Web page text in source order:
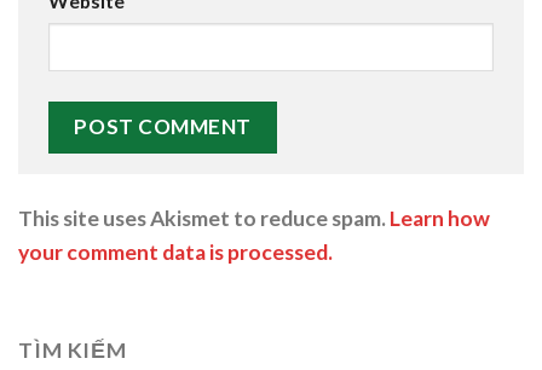
This site uses Akismet to reduce spam.Learn how
your comment data is processed.
TÌM KIẾM